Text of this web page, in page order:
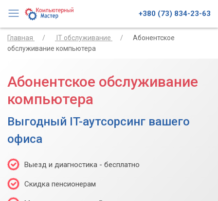
+380 (73) 834-23-63
Главная IT обслуживание
Абонентское
обслуживание компьютера
Абонентское обслуживание
компьютера
Выгодный IT-аутсорсинг вашего
офиса
Выезд и диагностика - бесплатно
Скидка пенсионерам